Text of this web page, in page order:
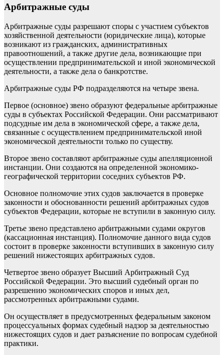
Арбитражные суды
Арбитражные суды разрешают споры с участием субъектов
хозяйственной деятельности (юридические лица), которые
возникают из гражданских, административных
правоотношений, а также другие дела, возникающие при
осуществлении предпринимательской и иной экономической
деятельности, а также дела о банкротстве.
Арбитражные суды РФ подразделяются на четыре звена.
Первое (основное) звено образуют федеральные арбитражные
суды в субъектах Российской Федерации. Они рассматривают
подсудные им дела в экономической сфере, а также дела,
связанные с осуществлением предпринимательской иной
экономической деятельности только по существу.
Второе звено составляют арбитражные суды апелляционной
инстанции. Они создаются на определенной экономико-
географической территории соседних субъектов РФ.
Основное полномочие этих судов заключается в проверке
законности и обоснованности решений арбитражных судов
субъектов Федерации, которые не вступили в законную силу.
Третье звено представлено арбитражными судами округов
(кассационная инстанция). Полномочие данного вида судов
состоит в проверке законности вступивших в законную силу
решений нижестоящих арбитражных судов.
Четвертое звено образует Высший Арбитражный Суд
Российской Федерации. Это высший судебный орган по
разрешению экономических споров и иных дел,
рассмотренных арбитражными судами.
Он осуществляет в предусмотренных федеральным законом
процессуальных формах судебный надзор за деятельностью
нижестоящих судов и дает разъяснение по вопросам судебной
практики.